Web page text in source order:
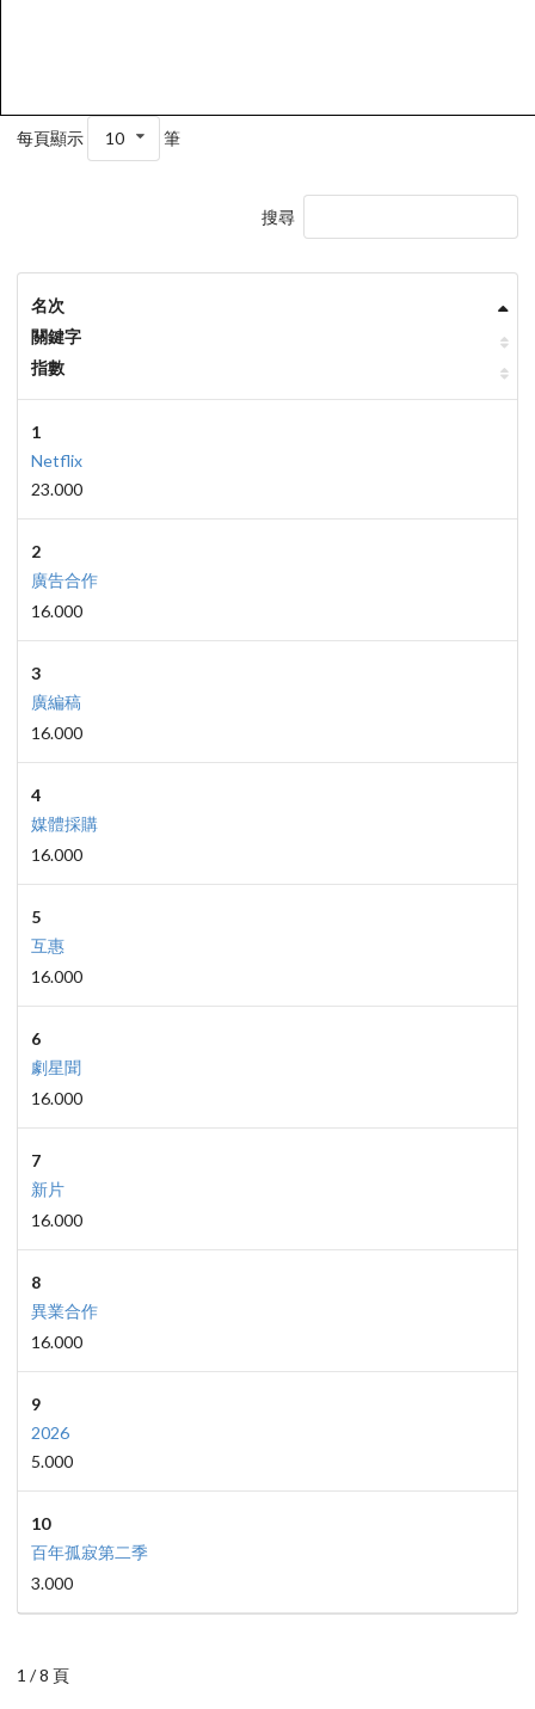
每頁顯示 10 筆
搜尋
名次
關鍵字
指數
1
Netflix
23.000
2
廣告合作
16.000
3
廣編稿
16.000
4
媒體採購
16.000
5
互惠
16.000
6
劇星聞
16.000
7
新片
16.000
8
異業合作
16.000
9
2026
5.000
10
百年孤寂第二季
3.000
1 / 8 頁